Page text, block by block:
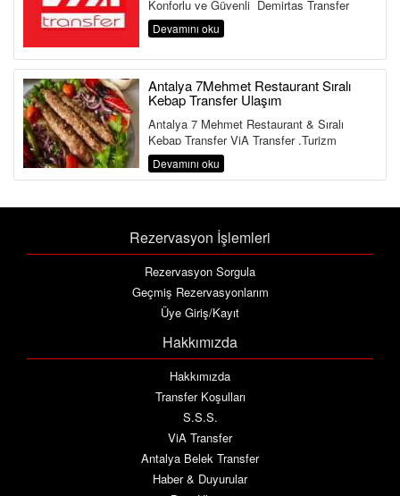
Konforlu ve Güvenli Demirtaş Transfer
Hizmeti Antalya Havalimanı&...
Devamını oku
Antalya 7Mehmet Restaurant Sıralı
Kebap Transfer Ulaşım
Antalya 7 Mehmet Restaurant & Sıralı
Kebap Transfer ViA Transfer ,Turizm
Bakanlığı ve Ulaştırma Bakanlığına Bağlı ...
Devamını oku
Rezervasyon İşlemleri
Rezervasyon Sorgula
Geçmiş Rezervasyonlarım
Üye Giriş/Kayıt
Hakkımızda
Hakkımızda
Transfer Koşulları
S.S.S.
ViA Transfer
Antalya Belek Transfer
Haber & Duyurular